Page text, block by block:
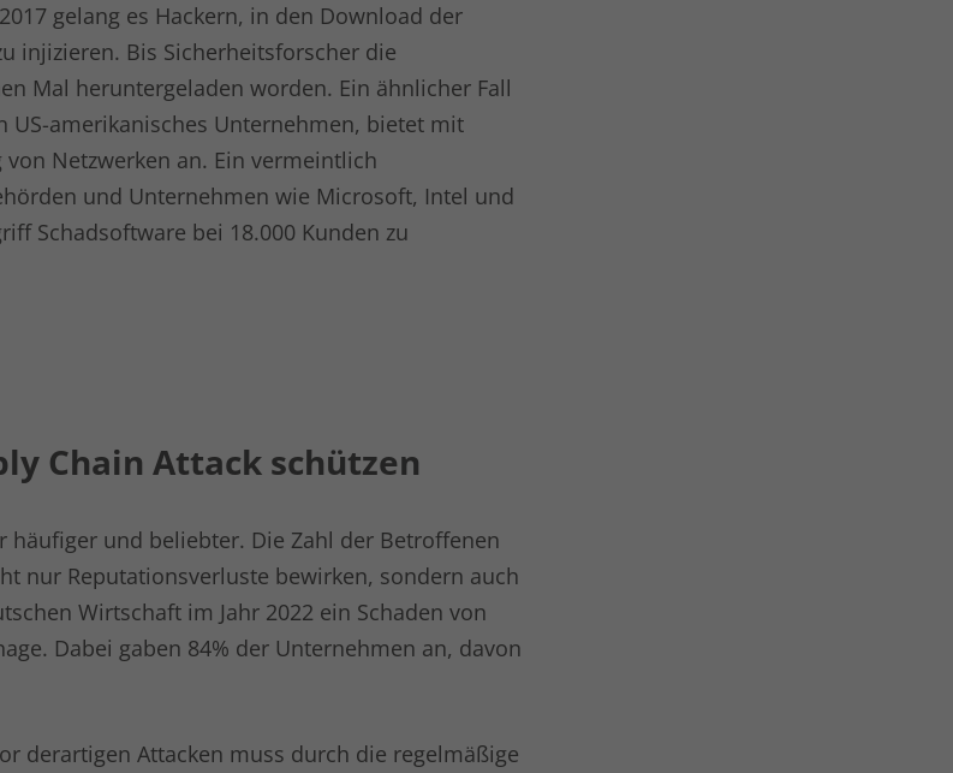
gelang es Hackern, in den Download der
injizieren. Bis Sicherheitsforscher die
Mal heruntergeladen worden. Ein ähnlicher Fall
US-amerikanisches Unternehmen, bietet mit
Netzwerken an. Ein vermeintlich
und Unternehmen wie Microsoft, Intel und
Schadsoftware bei 18.000 Kunden zu
Chain Attack schützen
und beliebter. Die Zahl der Betroffenen
nur Reputationsverluste bewirken, sondern auch
Wirtschaft im Jahr 2022 ein Schaden von
Dabei gaben 84% der Unternehmen an, davon
derartigen Attacken muss durch die regelmäßige
statistische Daten verwendet.
kununu_country_ip
1 Tag
Dieses Cookie wird von der
kununu.com
Dieses Cookie wird von der
Bewertungsplattform kununu.com für
statistische Daten verwendet.